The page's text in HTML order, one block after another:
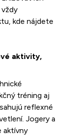
kde nájdete
aktivity,
tréning aj
reflexné
Jogery a
aktívny